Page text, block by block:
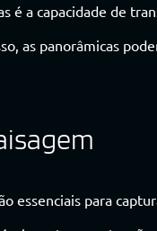
é a capacidade de
as panorâmicas
essenciais para